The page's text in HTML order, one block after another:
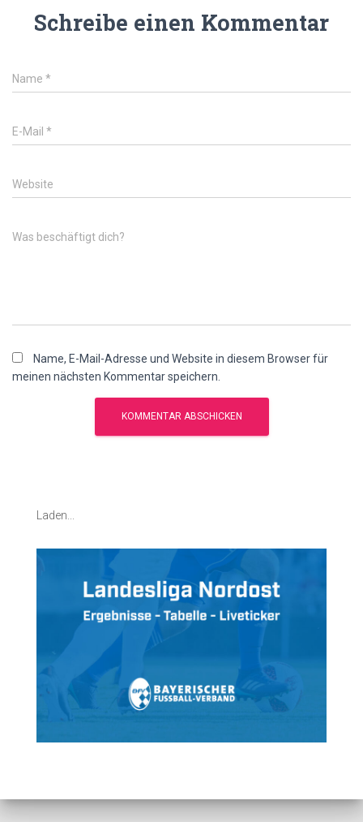
Schreibe einen Kommentar
Name *
E-Mail *
Website
Was beschäftigt dich?
Name, E-Mail-Adresse und Website in diesem Browser für
meinen nächsten Kommentar speichern.
Laden...